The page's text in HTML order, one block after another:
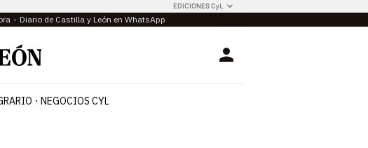
EDICIONES CyL
Diario de Castilla y León en WhatsApp
Login
NEGOCIOS CYL